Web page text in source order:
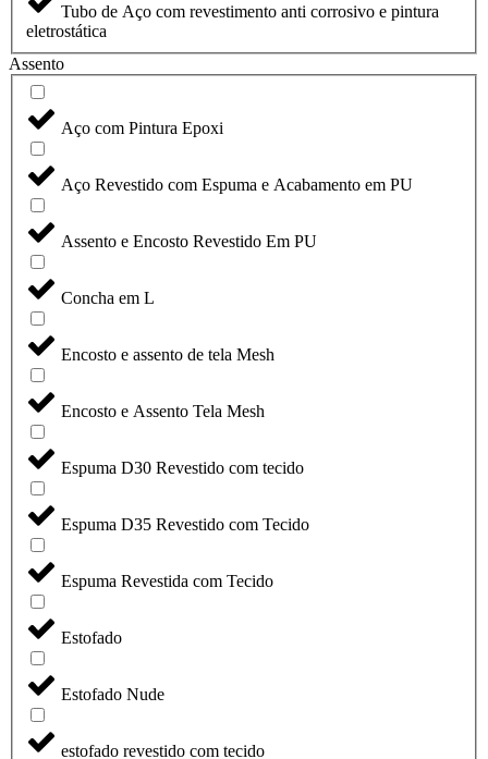
Tubo de Aço com revestimento anti corrosivo e pintura
eletrostática
Assento
Aço com Pintura Epoxi
Aço Revestido com Espuma e Acabamento em PU
Assento e Encosto Revestido Em PU
Concha em L
Encosto e assento de tela Mesh
Encosto e Assento Tela Mesh
Espuma D30 Revestido com tecido
Espuma D35 Revestido com Tecido
Espuma Revestida com Tecido
Estofado
Estofado Nude
estofado revestido com tecido